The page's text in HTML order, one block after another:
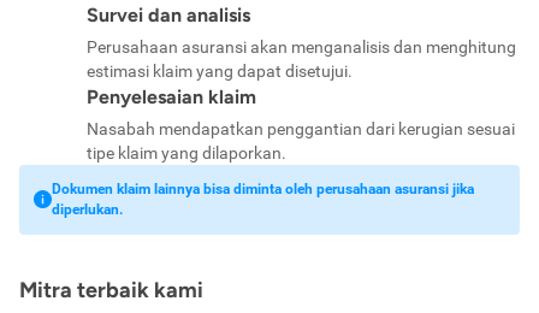
Survei dan analisis
Perusahaan asuransi akan menganalisis dan menghitung
estimasi klaim yang dapat disetujui.
Penyelesaian klaim
Nasabah mendapatkan penggantian dari kerugian sesuai
tipe klaim yang dilaporkan.
Dokumen klaim lainnya bisa diminta oleh perusahaan asuransi jika
diperlukan.
Mitra terbaik kami